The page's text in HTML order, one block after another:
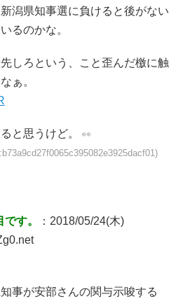
潟県知事選に負けると後がない
るのかな。
しろという、こと歪んだ檄に触
ぁ。
と思うけど。 👀
す。
：2018/05/24(木)
事が安部さんの関与示唆する